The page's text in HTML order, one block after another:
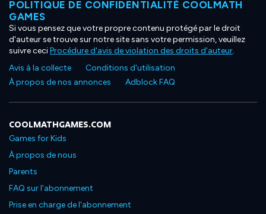
POLITIQUE DE CONFIDENTIALITÉ COOLMATH
GAMES
Si vous pensez que votre propre contenu protégé par le droit
d'auteur se trouve sur notre site sans votre permission, veuillez
suivre ceciProcédure d'avis de violation des droits d'auteur.
Avis à la collecte
Conditions d'utilisation
À propos de nos annonces
Adblock FAQ
COOLMATHGAMES.COM
Games for Kids
À propos de nous
Parents
FAQ sur l'abonnement
Prise en charge de l'abonnement